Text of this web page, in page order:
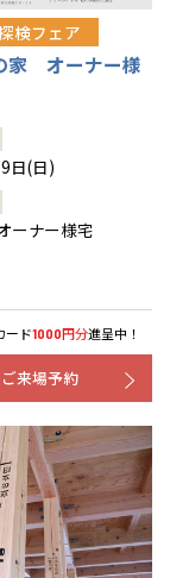
検フェア
家 オーナー様
日(日)
ーナー様宅
ード1000円分進呈中！
ご来場予約